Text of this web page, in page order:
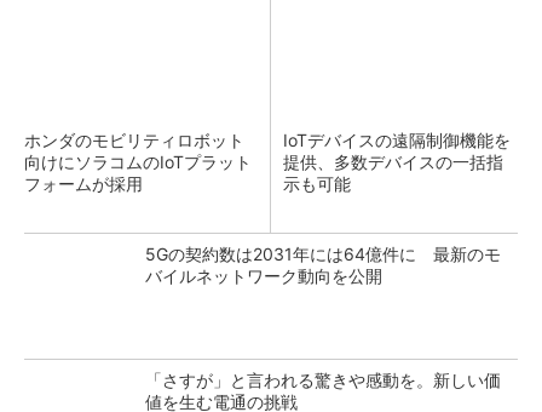
ホンダのモビリティロボット
向けにソラコムのIoTプラット
フォームが採用
IoTデバイスの遠隔制御機能を
提供、多数デバイスの一括指
示も可能
5Gの契約数は2031年には64億件に 最新のモ
バイルネットワーク動向を公開
「さすが」と言われる驚きや感動を。新しい価
値を生む電通の挑戦